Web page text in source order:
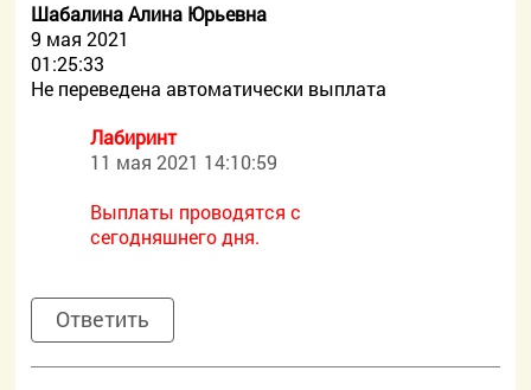
Шабалина Алина Юрьевна
9 мая 2021
01:25:33
Не переведена автоматически выплата
Лабиринт
11 мая 2021 14:10:59
Выплаты проводятся с
сегодняшнего дня.
Ответить